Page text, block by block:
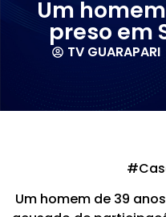
Um
preso em
TV GUARAPARI
Um homem de 39